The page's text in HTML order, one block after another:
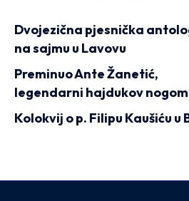
Dvojezična pjesnička
na sajmu u Lavovu
Preminuo Ante Žanetić,
legendarni hajdukov
Kolokvij o p. Filipu Kaušiću u